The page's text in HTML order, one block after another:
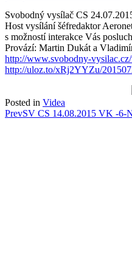
Svobodný vysílač CS
Host vysílání šéfredaktor
s možností interakce Vás
Provází: Martin Dukát a
http://www.svobodny-vysilac.cz/
http://uloz.to/xRj2YYZu/
Posted in Videa
Post
PrevSV CS 14.08.2015 VK -6-